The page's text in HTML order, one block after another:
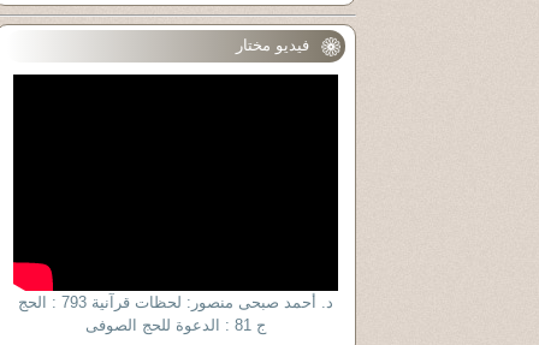
فيديو مختار
د. أحمد صبحى منصور: لحظات قرآنية 793 : الحج
ج 81 : الدعوة للحج الصوفى